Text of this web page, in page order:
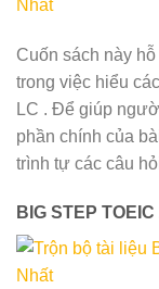
Cuốn sách này
trong việc hiểu
LC . Để giúp
phần chính của
trình tự các câu
BIG STEP